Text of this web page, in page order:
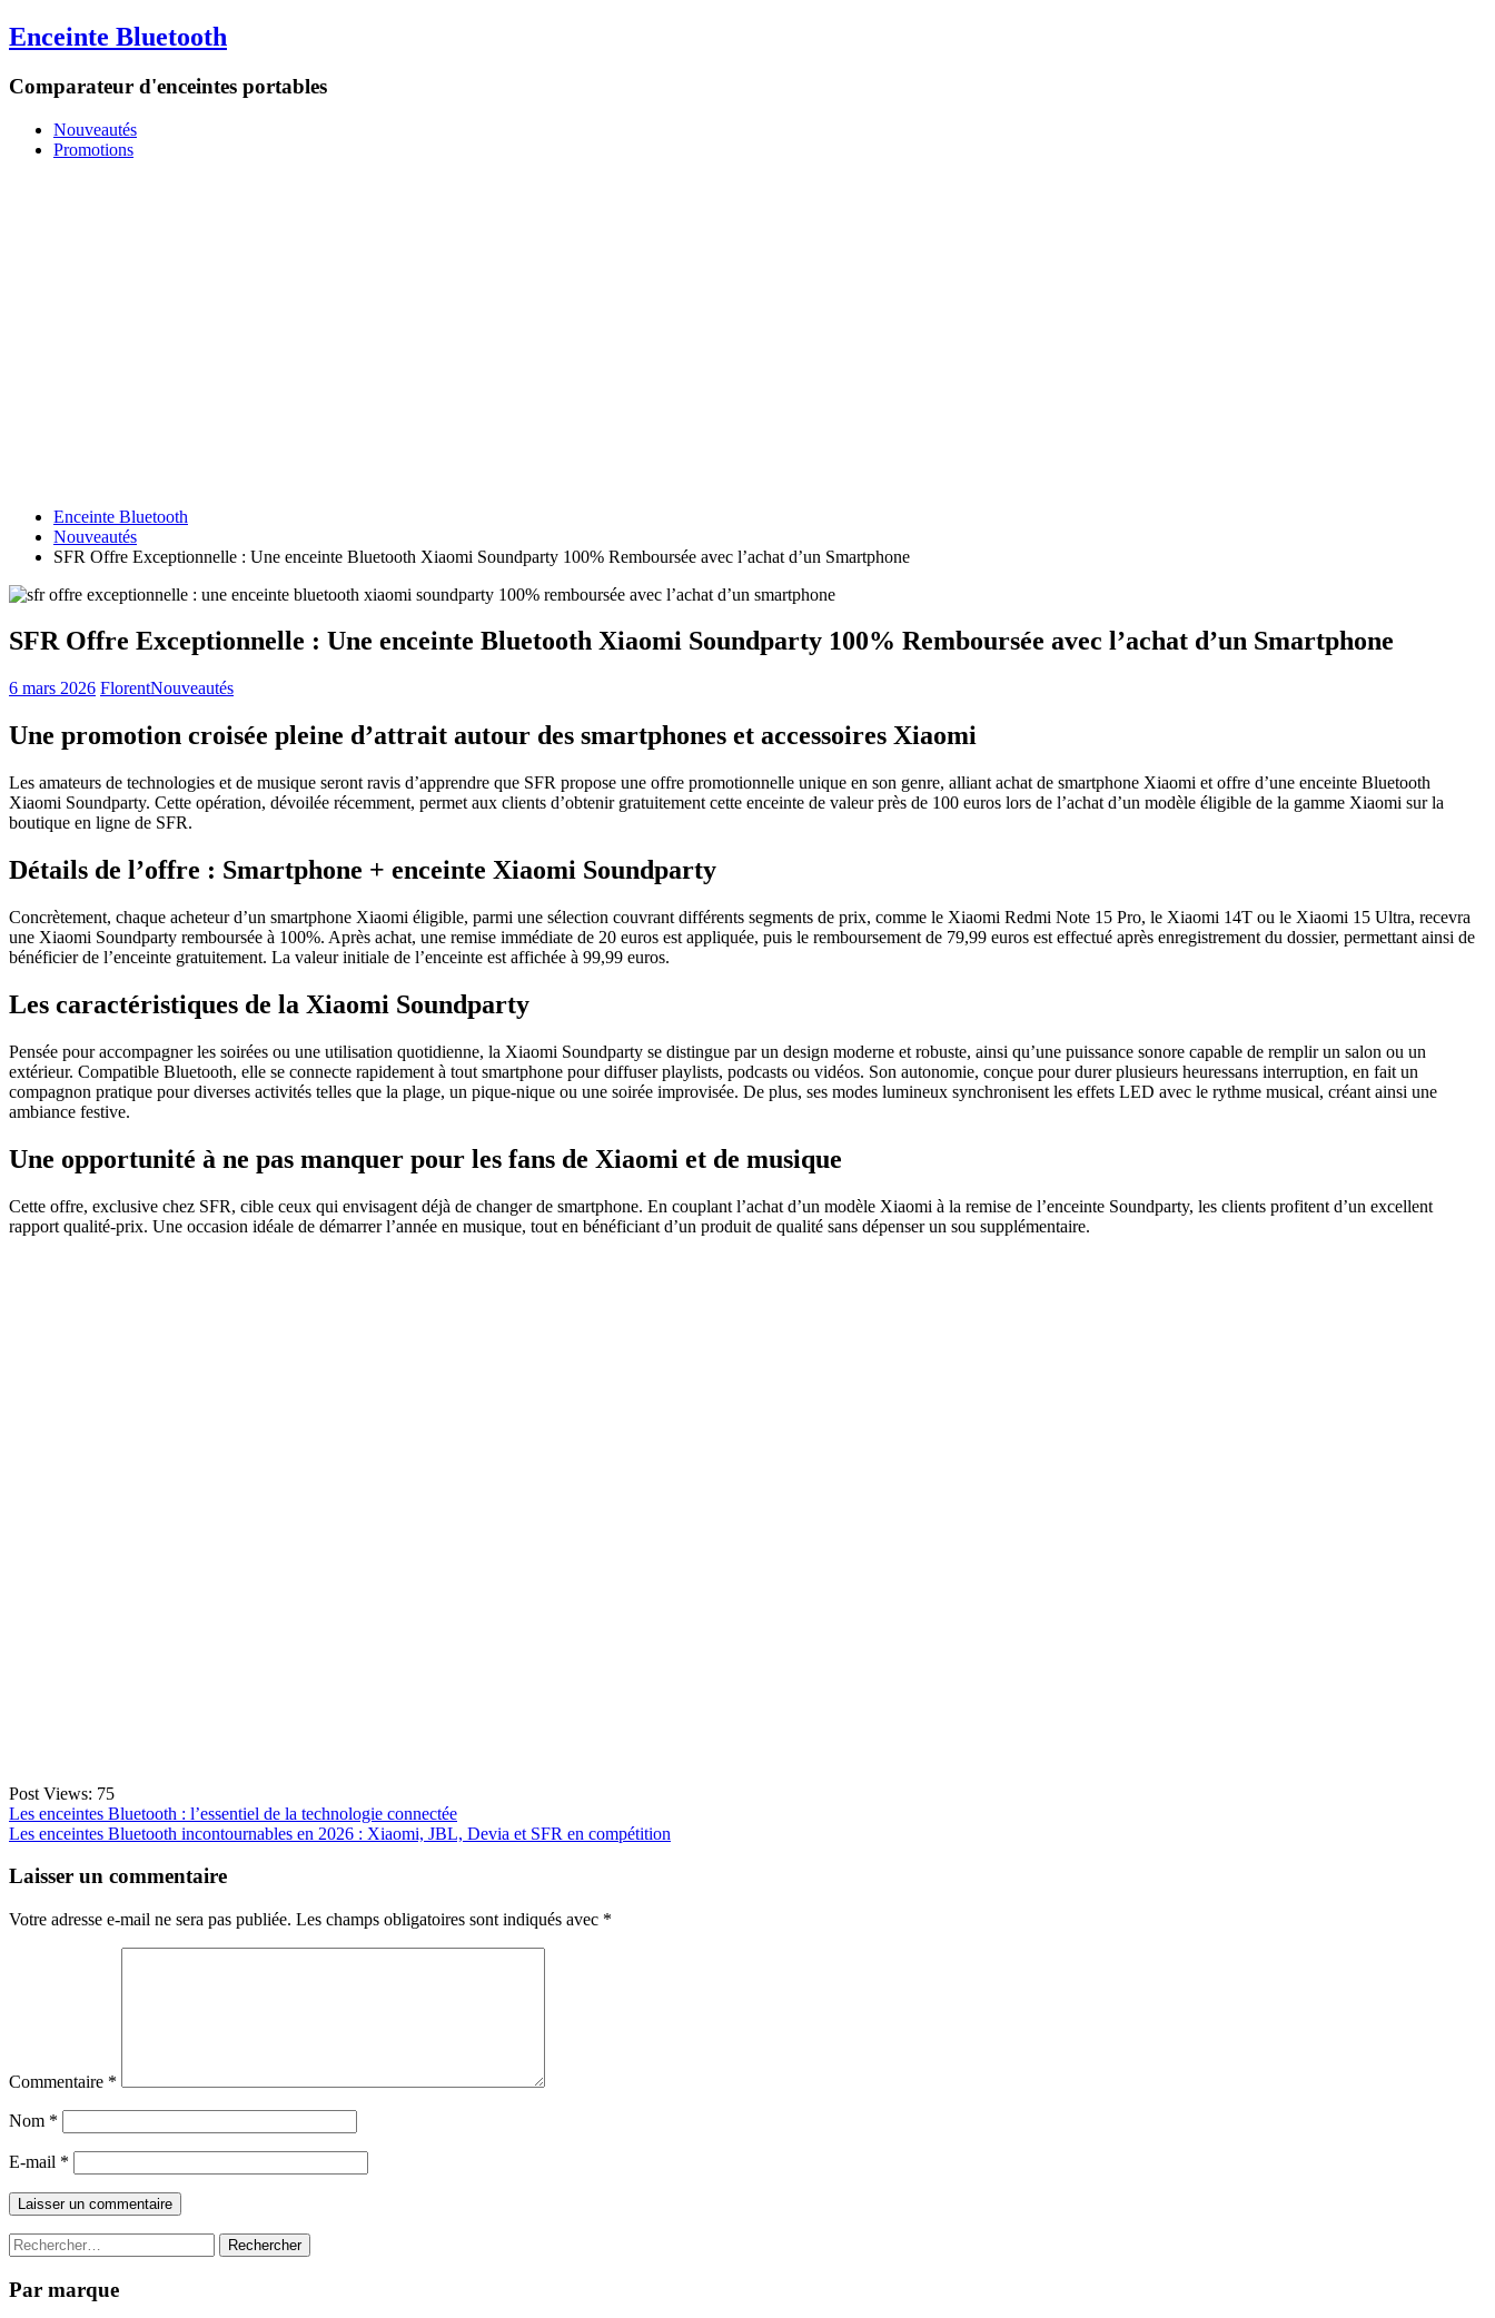
Enceinte Bluetooth
Comparateur d'enceintes portables
Nouveautés
Promotions
Enceinte Bluetooth
Nouveautés
SFR Offre Exceptionnelle : Une enceinte Bluetooth Xiaomi Soundparty 100% Remboursée avec l’achat d’un Smartphone
SFR Offre Exceptionnelle : Une enceinte Bluetooth Xiaomi Soundparty 100% Remboursée avec l’achat d’un Smartphone
6 mars 2026 FlorentNouveautés
Une promotion croisée pleine d’attrait autour des smartphones et accessoires Xiaomi
Les amateurs de technologies et de musique seront ravis d’apprendre que SFR propose une offre promotionnelle unique en son genre, alliant achat de smartphone Xiaomi et offre d’une enceinte Bluetooth
Xiaomi Soundparty. Cette opération, dévoilée récemment, permet aux clients d’obtenir gratuitement cette enceinte de valeur près de 100 euros lors de l’achat d’un modèle éligible de la gamme Xiaomi sur la
boutique en ligne de SFR.
Détails de l’offre : Smartphone + enceinte Xiaomi Soundparty
Concrètement, chaque acheteur d’un smartphone Xiaomi éligible, parmi une sélection couvrant différents segments de prix, comme le Xiaomi Redmi Note 15 Pro, le Xiaomi 14T ou le Xiaomi 15 Ultra, recevra
une Xiaomi Soundparty remboursée à 100%. Après achat, une remise immédiate de 20 euros est appliquée, puis le remboursement de 79,99 euros est effectué après enregistrement du dossier, permettant ainsi de
bénéficier de l’enceinte gratuitement. La valeur initiale de l’enceinte est affichée à 99,99 euros.
Les caractéristiques de la Xiaomi Soundparty
Pensée pour accompagner les soirées ou une utilisation quotidienne, la Xiaomi Soundparty se distingue par un design moderne et robuste, ainsi qu’une puissance sonore capable de remplir un salon ou un
extérieur. Compatible Bluetooth, elle se connecte rapidement à tout smartphone pour diffuser playlists, podcasts ou vidéos. Son autonomie, conçue pour durer plusieurs heuressans interruption, en fait un
compagnon pratique pour diverses activités telles que la plage, un pique-nique ou une soirée improvisée. De plus, ses modes lumineux synchronisent les effets LED avec le rythme musical, créant ainsi une
ambiance festive.
Une opportunité à ne pas manquer pour les fans de Xiaomi et de musique
Cette offre, exclusive chez SFR, cible ceux qui envisagent déjà de changer de smartphone. En couplant l’achat d’un modèle Xiaomi à la remise de l’enceinte Soundparty, les clients profitent d’un excellent
rapport qualité-prix. Une occasion idéale de démarrer l’année en musique, tout en bénéficiant d’un produit de qualité sans dépenser un sou supplémentaire.
Post Views: 75
Navigation
de
l’article
Les enceintes Bluetooth : l’essentiel de la technologie connectée
Les enceintes Bluetooth incontournables en 2026 : Xiaomi, JBL, Devia et SFR en compétition
Laisser un commentaire
Votre adresse e-mail ne sera pas publiée. Les champs obligatoires sont indiqués avec *
Commentaire *
Nom *
E-mail *
Rechercher :
Par marque